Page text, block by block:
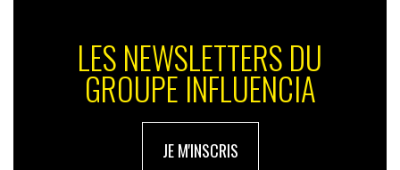
LES NEWSLETTERS DU
GROUPE INFLUENCIA
JE M'INSCRIS